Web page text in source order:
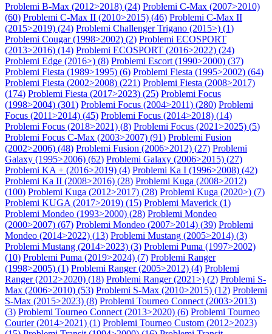
Problemi B-Max (2012>2018) (24) Problemi C-Max (2007>2010)
(60) Problemi C-Max II (2010>2015) (46) Problemi C-Max II
(2015>2019) (24) Problemi Challenger Trigano (2015>) (1)
Problemi Cougar (1998>2002) (2) Problemi ECOSPORT
(2013>2016) (14) Problemi ECOSPORT (2016>2022) (24)
Problemi Edge (2016>) (8) Problemi Escort (1990>2000) (37)
Problemi Fiesta (1989>1995) (6) Problemi Fiesta (1995>2002) (64)
Problemi Fiesta (2002>2008) (221) Problemi Fiesta (2008>2017)
(174) Problemi Fiesta (2017>2023) (25) Problemi Focus
(1998>2004) (301) Problemi Focus (2004>2011) (280) Problemi
Focus (2011>2014) (45) Problemi Focus (2014>2018) (14)
Problemi Focus (2018>2021) (8) Problemi Focus (2021>2025) (5)
Problemi Focus C-Max (2003>2007) (91) Problemi Fusion
(2002>2006) (48) Problemi Fusion (2006>2012) (27) Problemi
Galaxy (1995>2006) (62) Problemi Galaxy (2006>2015) (27)
Problemi KA + (2016>2019) (4) Problemi Ka I (1996>2008) (42)
Problemi Ka II (2008>2016) (28) Problemi Kuga (2008>2012)
(100) Problemi Kuga (2012>2017) (28) Problemi Kuga (2020>) (7)
Problemi KUGA (2017>2019) (15) Problemi Maverick (1)
Problemi Mondeo (1993>2000) (28) Problemi Mondeo
(2000>2007) (67) Problemi Mondeo (2007>2014) (39) Problemi
Mondeo (2014>2022) (13) Problemi Mustang (2005>2014) (3)
Problemi Mustang (2014>2023) (3) Problemi Puma (1997>2002)
(10) Problemi Puma (2019>2024) (7) Problemi Ranger
(1998>2005) (1) Problemi Ranger (2005>2012) (4) Problemi
Ranger (2012>2020) (18) Problemi Ranger (2021>) (2) Problemi S-
Max (2006>2010) (53) Problemi S-Max (2010>2015) (12) Problemi
S-Max (2015>2023) (8) Problemi Tourneo Connect (2003>2013)
(3) Problemi Tourneo Connect (2013>2020) (6) Problemi Tourneo
Courier (2014>2021) (1) Problemi Tourneo Custom (2012>2023)